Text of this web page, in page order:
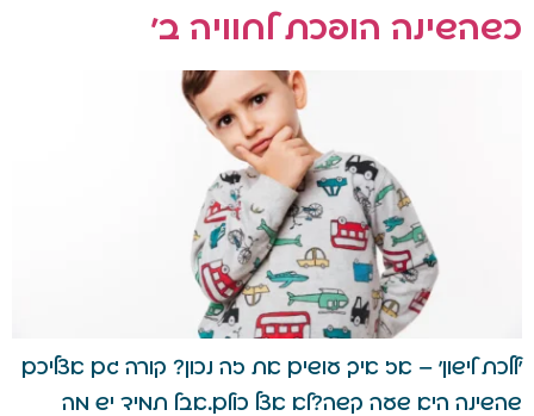
כשהשינה הופכת לחוויה ב'
'ללכת לישון' – אז איך עושים את זה נכון? קורה גם אצליכם
שהשינה היא שעה קשה?לא אצל כולם.אבל תמיד יש מה